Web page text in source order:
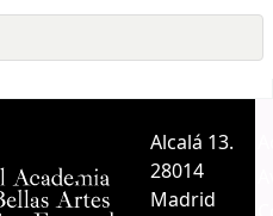
Alcalá 13.
28014
Madrid